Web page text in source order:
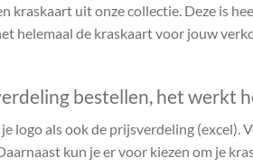
kraskaart uit onze collectie. Deze is
helemaal de kraskaart voor jouw
bestellen, het werkt
logo als ook de prijsverdeling (excel).
kun je er voor kiezen om je